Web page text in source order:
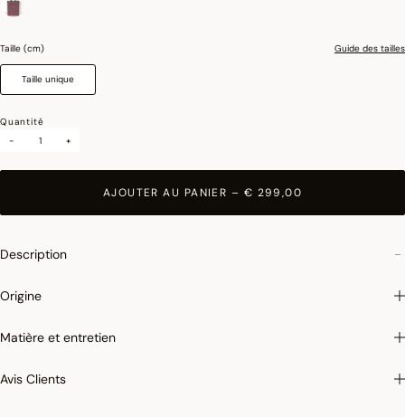
Taille (cm) Guide des tailles
Taille unique
Quantité
-
+
AJOUTER AU PANIER – € 299,00
Description
Origine
Matière et entretien
Avis Clients